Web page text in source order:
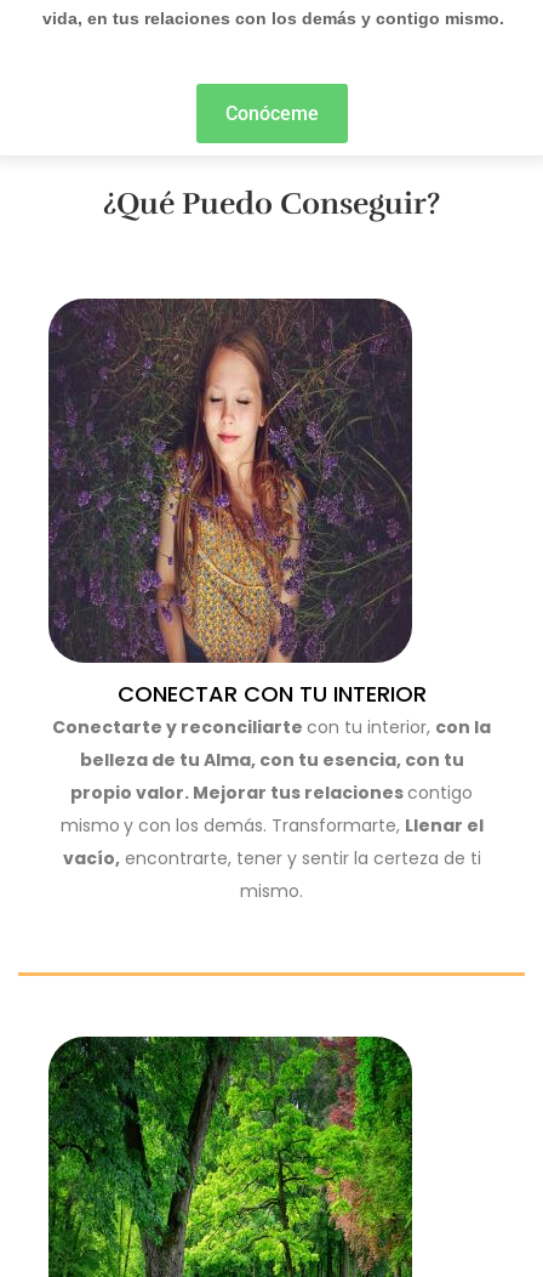
vida, en tus relaciones con los demás y contigo mismo.
Conóceme
¿Qué Puedo Conseguir?
CONECTAR CON TU INTERIOR
Conectarte y reconciliarte con tu interior, con la
belleza de tu Alma, con tu esencia, con tu
propio valor. Mejorar tus relacionescontigo
mismo y con los demás. Transformarte, Llenar el
vacío,encontrarte, tener y sentir la certeza de ti
mismo.